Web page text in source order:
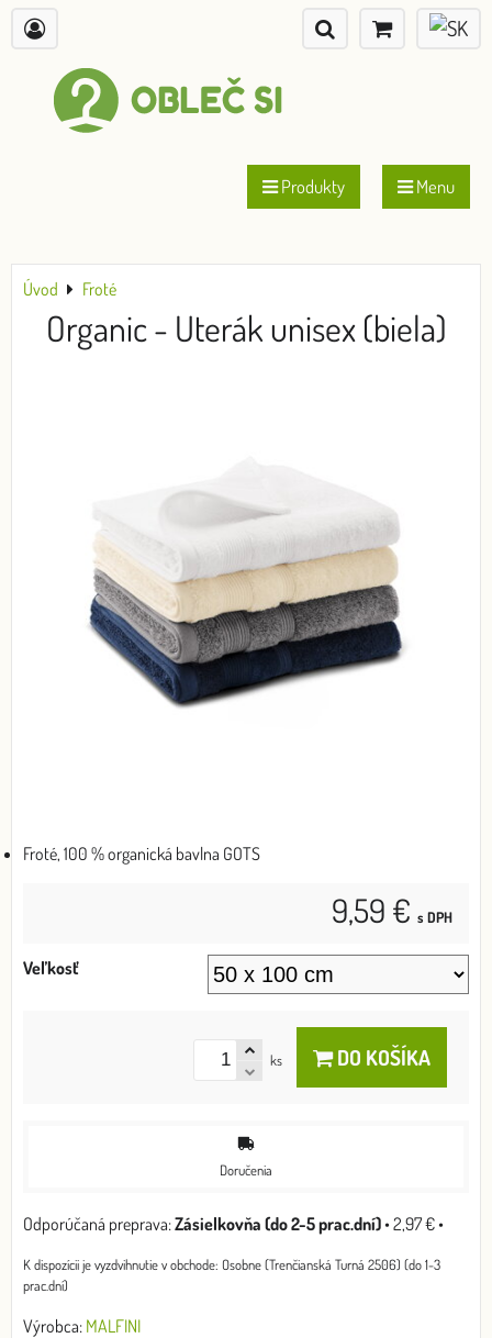
Produkty Menu
Úvod Froté
Organic - Uterák unisex (biela)
Froté, 100 % organická bavlna GOTS
9,59 € s DPH
Veľkosť
ks DO KOŠÍKA
Doručenia
Zásielkovňa (do 2-5 prac.dní)•2,97 €•
Osobne (Trenčianská Turná 2506) (do 1-3
prac.dní)
Výrobca: MALFINI